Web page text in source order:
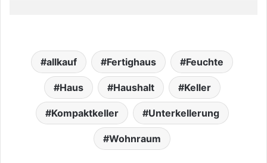
allkauf Fertighaus Feuchte
Haus Haushalt Keller
Kompaktkeller Unterkellerung
Wohnraum